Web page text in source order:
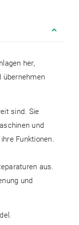
her,
übernehmen
sind. Sie
und
Funktionen.
aus.
und